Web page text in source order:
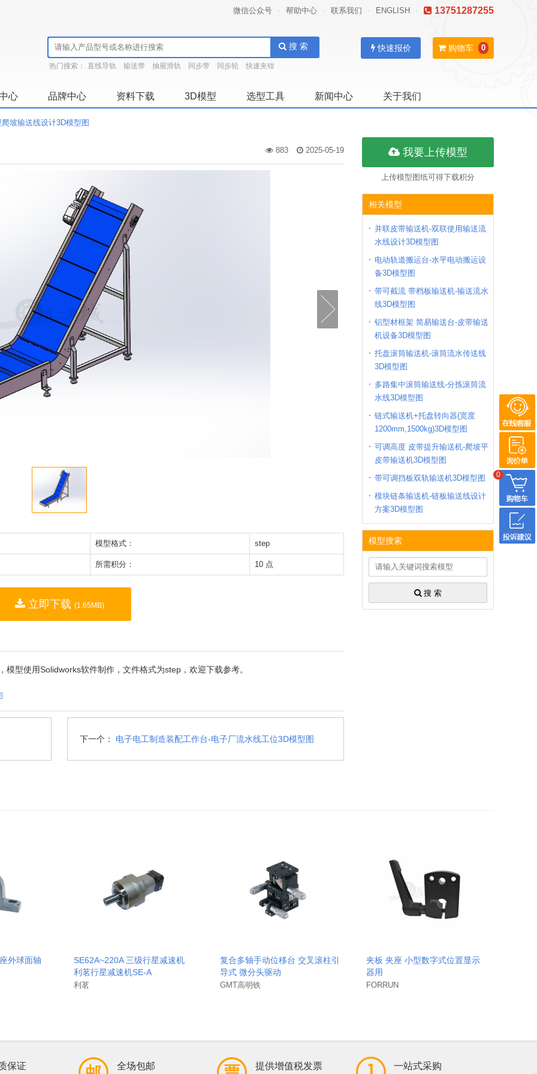
微信公众号 - 帮助中心 - 联系我们 - ENGLISH - 13751287255
搜 索
热门搜索： 直线导轨 输送带 抽屉滑轨 同步带 同步轮 快速夹钳
购物车 0
快速报价
心 品牌中心 资料下载 3D模型 选型工具 新闻中心 关于我们
坡输送线设计3D模型图
883 2025-05-19
模型格式： step
所需积分： 10 点
立即下载 (1.65MB)
型使用Solidworks软件制作，文件格式为step，欢迎下载参考。
下一个： 电子电工制造装配工作台-电子厂流水线工位3D模型图
我要上传模型
上传模型图纸可得下载积分
相关模型
并联皮带输送机-双联使用输送流
水线设计3D模型图
电动轨道搬运台-水平电动搬运设
备3D模型图
带可截流 带档板输送机-输送流水
线3D模型图
铝型材框架 简易输送台-皮带输送
机设备3D模型图
托盘滚筒输送机-滚筒流水传送线
3D模型图
多路集中滚筒输送线-分拣滚筒流
水线3D模型图
链式输送机+托盘转向器(宽度
1200mm,1500kg)3D模型图
可调高度 皮带提升输送机-爬坡平
皮带输送机3D模型图
带可调挡板双轨输送机3D模型图
模块链条输送机-链板输送线设计
方案3D模型图
模型搜索
搜 索
外球面轴
SE62A~220A 三级行星减速机
利茗行星减速机SE-A
利茗
复合多轴手动位移台 交叉滚柱引
导式 微分头驱动
GMT高明铁
夹板 夹座 小型数字式位置显示
器用
FORRUN
保证 全场包邮 提供增值税发票 一站式采购
0